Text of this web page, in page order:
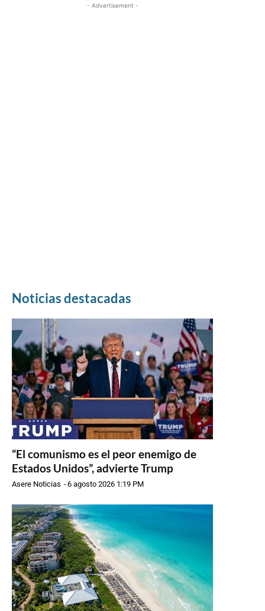
- Advertisement -
Noticias destacadas
“El comunismo es el peor enemigo de
Estados Unidos”, advierte Trump
Asere Noticias -6 agosto 2026 1:19 PM